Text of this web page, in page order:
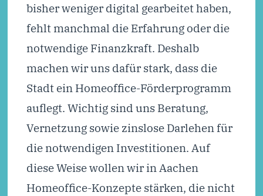
bisher weniger digital gearbeitet haben,
fehlt manchmal die Erfahrung oder die
notwendige Finanzkraft. Deshalb
machen wir uns dafür stark, dass die
Stadt ein Homeoffice-Förderprogramm
auflegt. Wichtig sind uns Beratung,
Vernetzung sowie zinslose Darlehen für
die notwendigen Investitionen. Auf
diese Weise wollen wir in Aachen
Homeoffice-Konzepte stärken, die nicht